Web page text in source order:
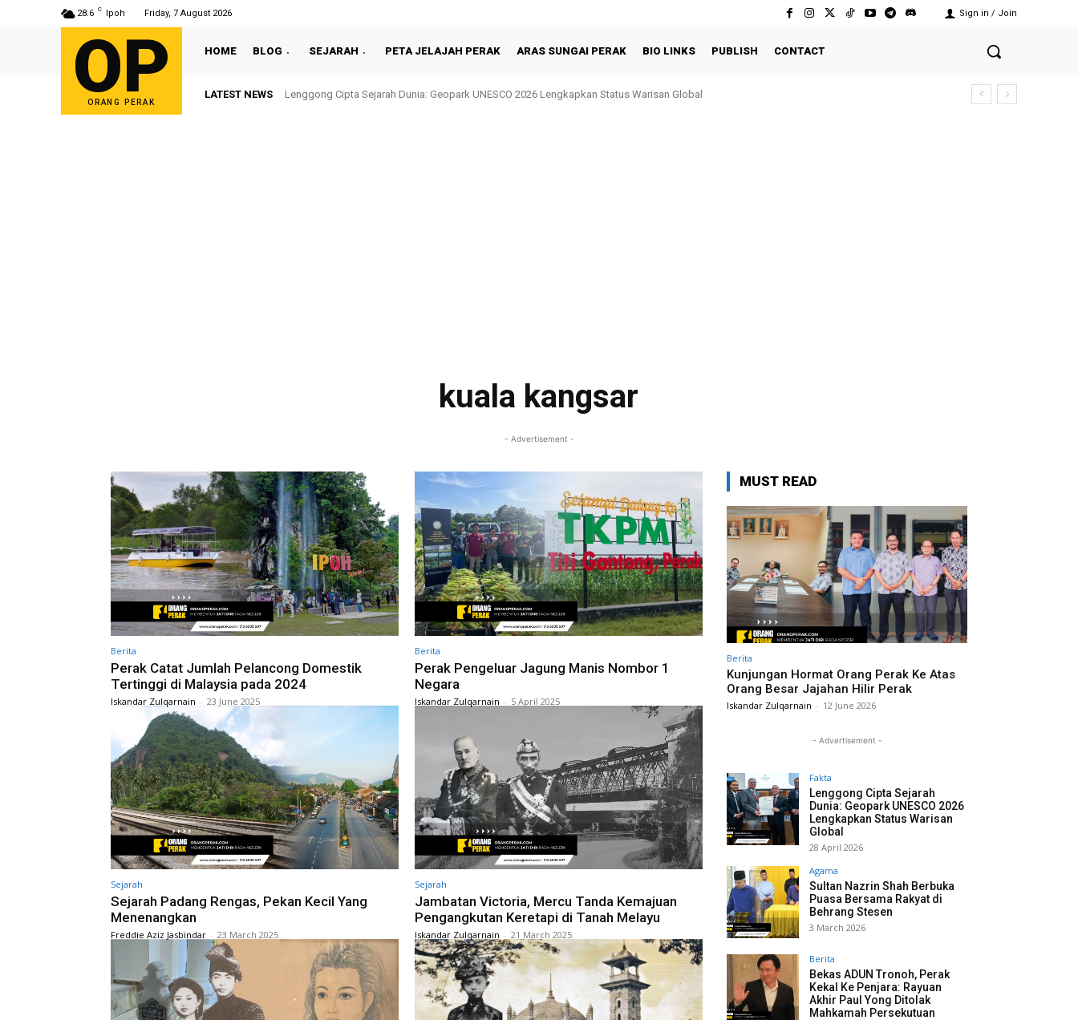
28.6 C Ipoh Friday, 7 August 2026 Sign in / Join
OP
ORANG PERAK
HOME BLOG SEJARAH PETA JELAJAH PERAK ARAS SUNGAI PERAK BIO LINKS PUBLISH CONTACT
LATEST NEWSLenggong Cipta Sejarah Dunia: Geopark UNESCO 2026 Lengkapkan Status Warisan Global
Sultan Nazrin Shah Berbuka Puasa Bersama Rakyat di Behrang Stesen
kuala kangsar
- Advertisement -
Berita
Perak Catat Jumlah Pelancong Domestik
Tertinggi di Malaysia pada 2024
Iskandar Zulqarnain - 23 June 2025
Berita
Perak Pengeluar Jagung Manis Nombor 1
Negara
Iskandar Zulqarnain - 5 April 2025
Sejarah
Sejarah Padang Rengas, Pekan Kecil Yang
Menenangkan
Freddie Aziz Jasbindar - 23 March 2025
Sejarah
Jambatan Victoria, Mercu Tanda Kemajuan
Pengangkutan Keretapi di Tanah Melayu
Iskandar Zulqarnain - 21 March 2025
MUST READ
Berita
Kunjungan Hormat Orang Perak Ke Atas
Orang Besar Jajahan Hilir Perak
Iskandar Zulqarnain - 12 June 2026
- Advertisement -
Fakta
Lenggong Cipta Sejarah
Dunia: Geopark UNESCO 2026
Lengkapkan Status Warisan
Global
28 April 2026
Agama
Sultan Nazrin Shah Berbuka
Puasa Bersama Rakyat di
Behrang Stesen
3 March 2026
Berita
Bekas ADUN Tronoh, Perak
Kekal Ke Penjara: Rayuan
Akhir Paul Yong Ditolak
Mahkamah Persekutuan